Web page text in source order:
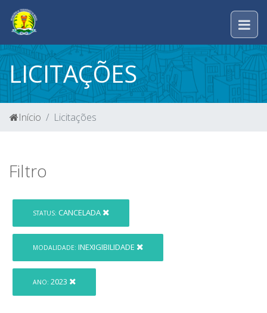
LICITAÇÕES
Início Licitações
Filtro
STATUS: CANCELADA
MODALIDADE: INEXIGIBILIDADE
ANO: 2023